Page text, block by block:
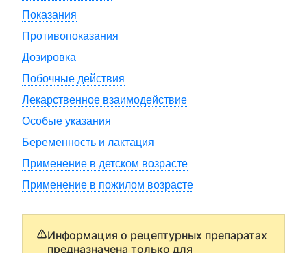
Показания
Противопоказания
Дозировка
Побочные действия
Лекарственное взаимодействие
Особые указания
Беременность и лактация
Применение в детском возрасте
Применение в пожилом возрасте
Информация о рецептурных препаратах
предназначена только для